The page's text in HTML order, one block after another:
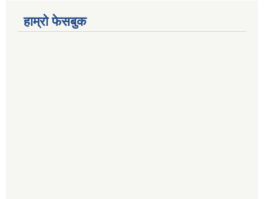
हाम्रो फेसबुक